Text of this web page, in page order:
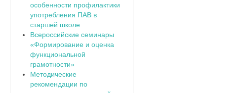
особенности профилактики
употребления ПАВ в
старшей школе
Всероссийские семинары
«Формирование и оценка
функциональной
грамотности»
Методические
рекомендации по